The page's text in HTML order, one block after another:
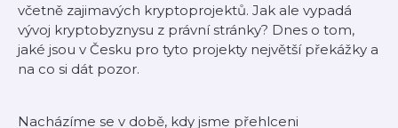
včetně zajimavých kryptoprojektů. Jak ale vypadá
vývoj kryptobyznysu z právní stránky? Dnes o tom,
jaké jsou v Česku pro tyto projekty největší překážky a
na co si dát pozor.
Nacházíme se v době, kdy jsme přehlceni